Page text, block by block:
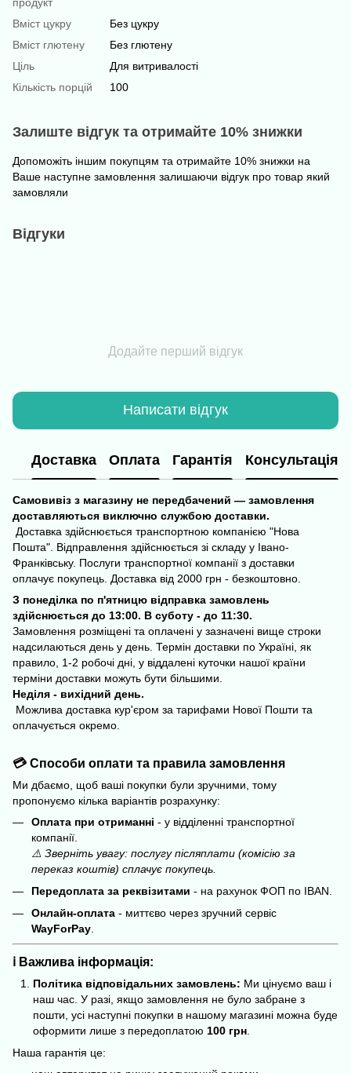
Вміст цукру
Без цукру
Вміст глютену
Без глютену
Ціль
Для витривалості
Кількість порцій
100
Залиште відгук та отримайте 10% знижки
Допоможіть іншим покупцям та отримайте 10% знижки на
Ваше наступне замовлення залишаючи відгук про товар який
замовляли
Відгуки
Додайте перший відгук
Написати відгук
Доставка Оплата Гарантія Консультація
Самовивіз з магазину не передбачений — замовлення
доставляються виключно службою доставки.
Доставка здійснюється транспортною компанією "Нова
Пошта". Відправлення здійснюється зі складу у Івано-
Франківську. Послуги транспортної компанії з доставки
оплачує покупець. Доставка від 2000 грн - безкоштовно.
З понеділка по п'ятницю відправка замовлень
здійснюється до 13:00. В суботу - до 11:30.
Замовлення розміщені та оплачені у зазначені вище строки
надсилаються день у день. Термін доставки по Україні, як
правило, 1-2 робочі дні, у віддалені куточки нашої країни
терміни доставки можуть бути більшими.
Неділя - вихідний день.
Можлива доставка кур'єром за тарифами Нової Пошти та
оплачується окремо.
💳 Способи оплати та правила замовлення
Ми дбаємо, щоб ваші покупки були зручними, тому
пропонуємо кілька варіантів розрахунку:
Оплата при отриманні - у відділенні транспортної
компанії.
⚠️ Зверніть увагу: послугу післяплати (комісію за
переказ коштів) сплачує покупець.
Передоплата за реквізитами - на рахунок ФОП по IBAN.
Онлайн-оплата - миттєво через зручний сервіс
WayForPay.
ℹ️ Важлива інформація:
Політика відповідальних замовлень: Ми цінуємо ваш і
наш час. У разі, якщо замовлення не було забране з
пошти, усі наступні покупки в нашому магазині можна буде
оформити лише з передоплатою 100 грн
Наша гарантія це: